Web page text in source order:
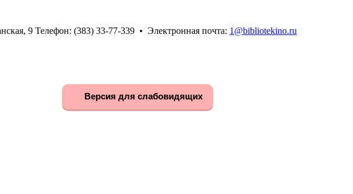
9 Телефон: (383) 33-77-339 • Электронная почта: 1@bibliotekino.ru
Версия для слабовидящих